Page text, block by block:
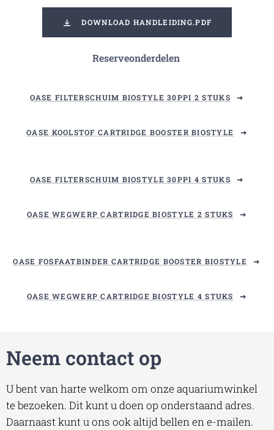
DOWNLOAD HANDLEIDING.PDF
Reserveonderdelen
OASE FILTERSCHUIM BIOSTYLE 30PPI 2 STUKS
OASE KOOLSTOF CARTRIDGE BOOSTER BIOSTYLE
OASE FILTERSCHUIM BIOSTYLE 30PPI 4 STUKS
OASE WEGWERP CARTRIDGE BIOSTYLE 2 STUKS
OASE FOSFAATBINDER CARTRIDGE BOOSTER BIOSTYLE
OASE WEGWERP CARTRIDGE BIOSTYLE 4 STUKS
Neem contact op
U bent van harte welkom om onze aquariumwinkel
te bezoeken. Dit kunt u doen op onderstaand adres.
Daarnaast kunt u ons ook altijd bellen en e-mailen.